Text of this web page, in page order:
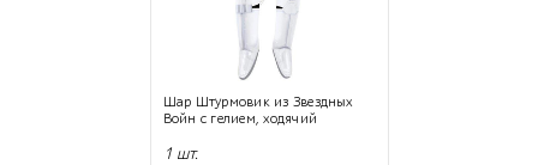
Шар Штурмовик из Звездных
Войн с гелием, ходячий
1 шт.